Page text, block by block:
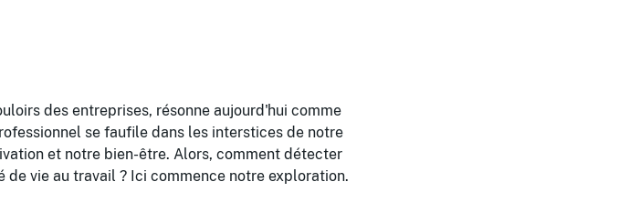
des entreprises, résonne aujourd'hui comme
se faufile dans les interstices de notre
et notre bien-être. Alors, comment détecter
vie au travail ? Ici commence notre exploration.